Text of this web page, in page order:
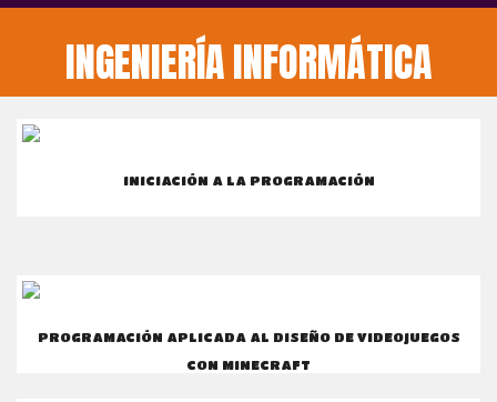
INGENIERÍA INFORMÁTICA
INICIACIÓN A LA PROGRAMACIÓN
PROGRAMACIÓN APLICADA AL DISEÑO DE VIDEOJUEGOS
CON MINECRAFT